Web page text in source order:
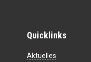
Quicklinks
Aktuelles